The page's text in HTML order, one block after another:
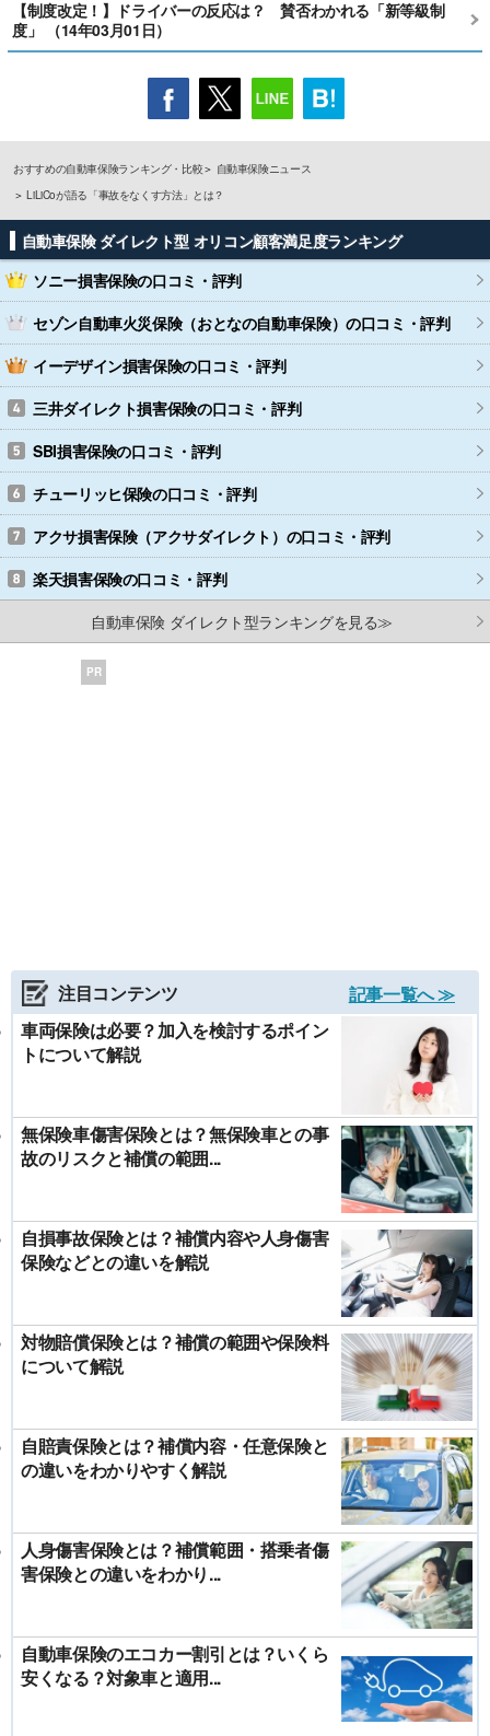
【制度改定！】ドライバーの反応は？ 賛否わかれる「新等級制
度」 （14年03月01日）
おすすめの自動車保険ランキング・比較
自動車保険ニュース
LiLiCoが語る「事故をなくす方法」とは？
自動車保険 ダイレクト型 オリコン顧客満足度ランキング
ソニー損害保険の口コミ・評判
セゾン自動車火災保険（おとなの自動車保険）の口コミ・評判
イーデザイン損害保険の口コミ・評判
三井ダイレクト損害保険の口コミ・評判
SBI損害保険の口コミ・評判
チューリッヒ保険の口コミ・評判
アクサ損害保険（アクサダイレクト） の口コミ・評判
楽天損害保険の口コミ・評判
自動車保険 ダイレクト型ランキングを見る≫
PR
注目コンテンツ
記事一覧へ ≫
車両保険は必要？加入を検討するポイン
トについて解説
無保険車傷害保険とは？無保険車との事
故のリスクと補償の範囲...
自損事故保険とは？補償内容や人身傷害
保険などとの違いを解説
対物賠償保険とは？補償の範囲や保険料
について解説
自賠責保険とは？補償内容・任意保険と
の違いをわかりやすく解説
人身傷害保険とは？補償範囲・搭乗者傷
害保険との違いをわかり...
自動車保険のエコカー割引とは？いくら
安くなる？対象車と適用...